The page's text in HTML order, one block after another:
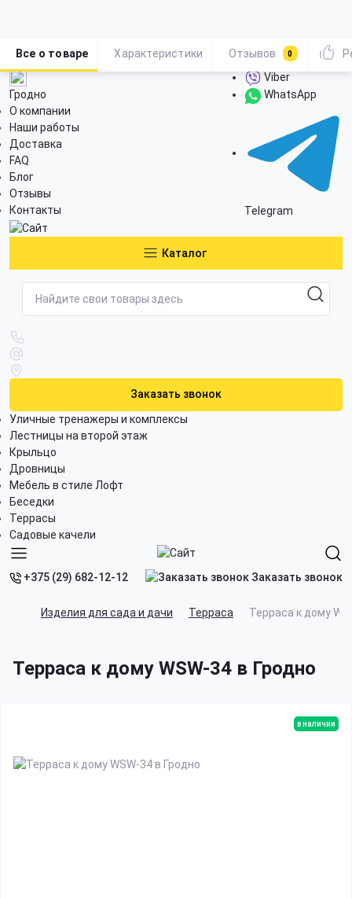
Гродно
О компании
Наши работы
Доставка
FAQ
Блог
Отзывы
Контакты
Viber
WhatsApp
Telegram
Каталог
Заказать звонок
Уличные тренажеры и комплексы
Лестницы на второй этаж
Крыльцо
Дровницы
Мебель в стиле Лофт
Беседки
Террасы
Садовые качели
+375 (29) 682-12-12 Заказать звонок
Изделия для сада и дачи Терраса Терраса к дому
Терраса к дому WSW-34 в Гродно
Все о товаре Характеристики Отзывов 0
в наличии